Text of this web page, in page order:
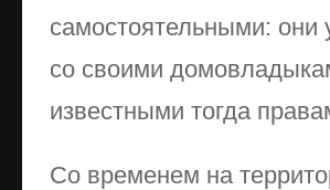
самостоятельными: они
со своими
известными тогда
Со временем на